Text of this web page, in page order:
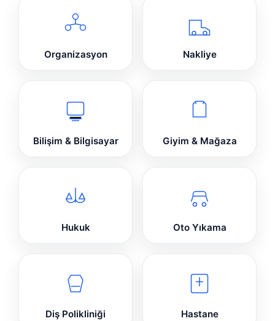
Organizasyon Nakliye
Bilişim & Bilgisayar Giyim & Mağaza
Hukuk Oto Yıkama
Diş Polikliniği Hastane